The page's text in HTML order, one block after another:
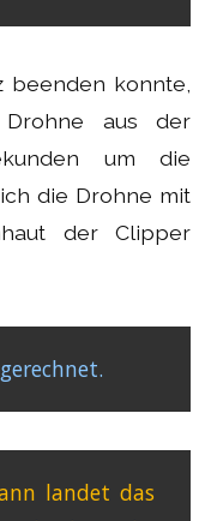
beenden konnte,
aus der
um die
die Drohne mit
der Clipper
landet das